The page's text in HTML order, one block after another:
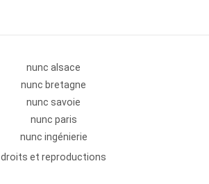
nunc alsace
nunc bretagne
nunc savoie
nunc paris
nunc ingénierie
droits et reproductions